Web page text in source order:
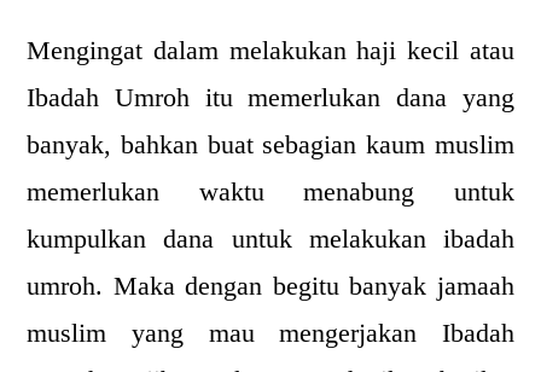
Mengingat dalam melakukan haji kecil atau
Ibadah Umroh itu memerlukan dana yang
banyak, bahkan buat sebagian kaum muslim
memerlukan waktu menabung untuk
kumpulkan dana untuk melakukan ibadah
umroh. Maka dengan begitu banyak jamaah
muslim yang mau mengerjakan Ibadah